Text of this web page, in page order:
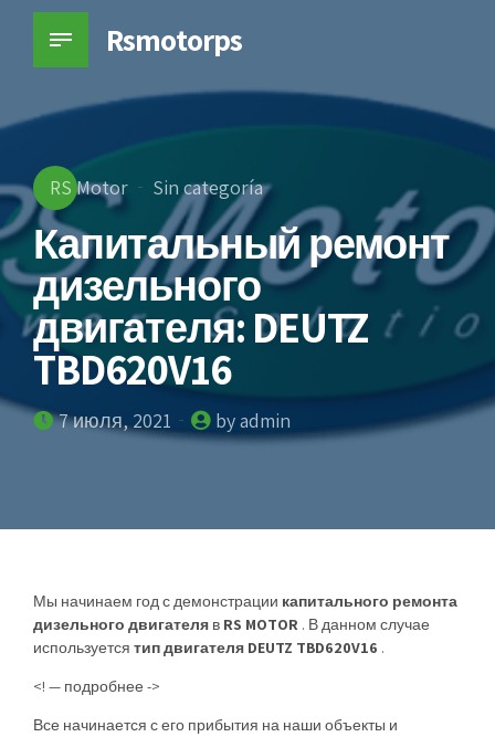
Rsmotorps
RS Motor Sin categoría
Капитальный ремонт
дизельного
двигателя: DEUTZ
TBD620V16
7 июля, 2021 by admin
Мы начинаем год с демонстрации капитального ремонта
дизельного двигателя в RS MOTOR . В данном случае
используется тип двигателя DEUTZ TBD620V16 .
<! — подробнее ->
Все начинается с его прибытия на наши объекты и